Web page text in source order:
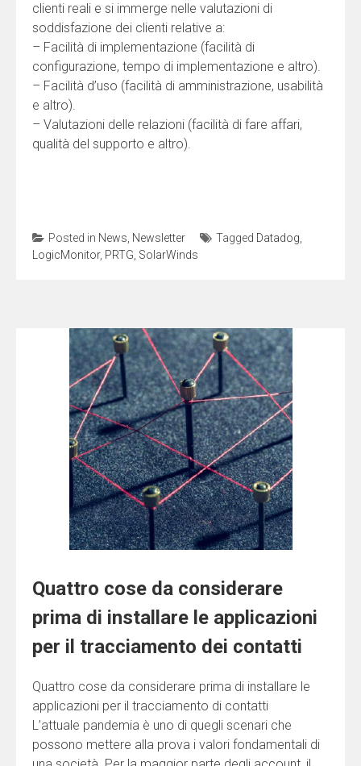
clienti reali e si immerge nelle valutazioni di
soddisfazione dei clienti relative a:
– Facilità di implementazione (facilità di
configurazione, tempo di implementazione e altro).
– Facilità d’uso (facilità di amministrazione, usabilità
e altro).
– Valutazioni delle relazioni (facilità di fare affari,
qualità del supporto e altro).
Posted in News, Newsletter Tagged Datadog,
LogicMonitor, PRTG, SolarWinds
Quattro cose da considerare
prima di installare le applicazioni
per il tracciamento dei contatti
Quattro cose da considerare prima di installare le
applicazioni per il tracciamento di contatti
L’attuale pandemia è uno di quegli scenari che
possono mettere alla prova i valori fondamentali di